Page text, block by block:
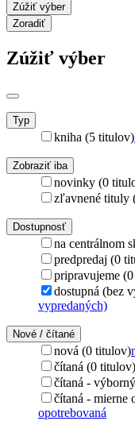
Zúžiť výber
Zoradiť
Zúžiť výber
Typ
kniha (5 titulov)
Zobraziť iba
novinky (0
zľavnené tituly
Dostupnosť
na centrálnom
predpredaj (0
pripravujeme
dostupná (bez
vypredaných)
Nové / čítané
nová (0 titulov)
čítaná (0 titulov)
čítaná -
čítaná - mierne
opotrebovaná